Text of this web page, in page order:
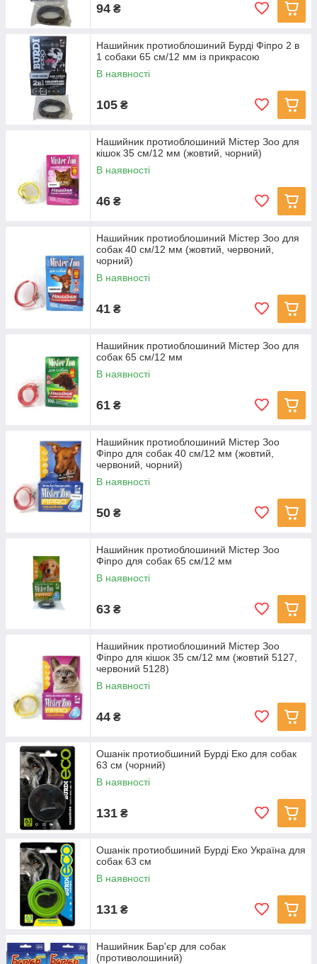
94 ₴
Нашийник протиоблошиний Бурді Фіпро 2 в
1 собаки 65 см/12 мм із прикрасою
В наявності
105 ₴
Нашийник протиоблошиний Містер Зоо для
кішок 35 см/12 мм (жовтий, чорний)
В наявності
46 ₴
Нашийник протиоблошиний Містер Зоо для
собак 40 см/12 мм (жовтий, червоний,
чорний)
В наявності
41 ₴
Нашийник протиоблошиний Містер Зоо для
собак 65 см/12 мм
В наявності
61 ₴
Нашийник протиоблошиний Містер Зоо
Фіпро для собак 40 см/12 мм (жовтий,
червоний, чорний)
В наявності
50 ₴
Нашийник протиоблошиний Містер Зоо
Фіпро для собак 65 см/12 мм
В наявності
63 ₴
Нашийник протиоблошиний Містер Зоо
Фіпро для кішок 35 см/12 мм (жовтий 5127,
червоний 5128)
В наявності
44 ₴
Ошанік протиобшиний Бурді Еко для собак
63 см (чорний)
В наявності
131 ₴
Ошанік протиобшиний Бурді Еко Україна для
собак 63 см
В наявності
131 ₴
Нашийник Бар'єр для собак
(противолошиний)